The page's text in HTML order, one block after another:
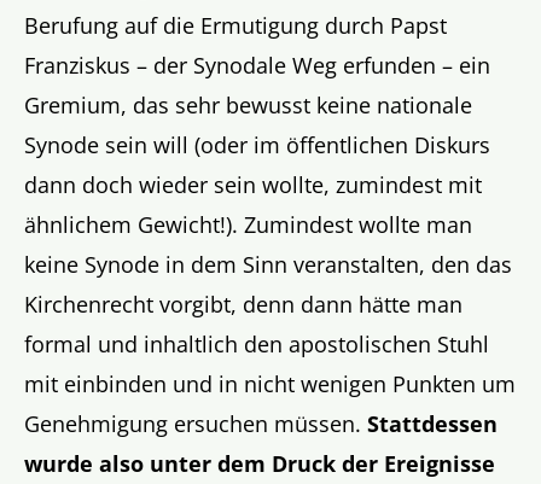
Berufung auf die Ermutigung durch Papst
Franziskus – der Synodale Weg erfunden – ein
Gremium, das sehr bewusst keine nationale
Synode sein will (oder im öffentlichen Diskurs
dann doch wieder sein wollte, zumindest mit
ähnlichem Gewicht!). Zumindest wollte man
keine Synode in dem Sinn veranstalten, den das
Kirchenrecht vorgibt, denn dann hätte man
formal und inhaltlich den apostolischen Stuhl
mit einbinden und in nicht wenigen Punkten um
Genehmigung ersuchen müssen. Stattdessen
wurde also unter dem Druck der Ereignisse